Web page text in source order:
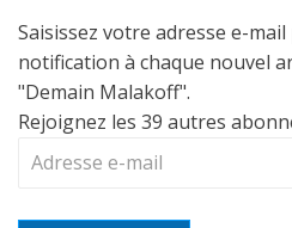
Saisissez votre adresse e-
notification à chaque nouvel
"Demain Malakoff".
Rejoignez les 39 autres
Adresse